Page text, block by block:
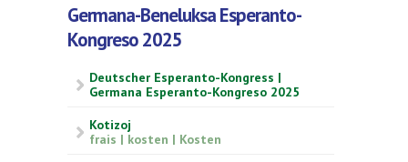
Germana-Beneluksa Esperanto-
Kongreso 2025
Deutscher Esperanto-Kongress |
Germana Esperanto-Kongreso 2025
Kotizoj
frais | kosten | Kosten